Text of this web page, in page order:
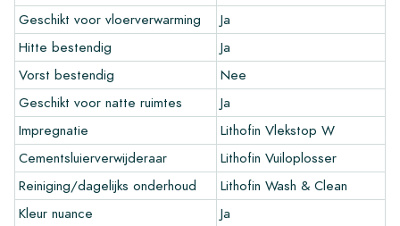
De garantielooptijd is altijd een jaar na levering. De garantie
geld alleen op fabrieksfouten en bij gebruik van onze Lithofin
leg- en onderhoudsproducten. Op reeds verwerkte tegels kan
niet gereclameerd worden.
Handige links voor cement tegels
•Maak je eigen tegel tekenprogramma
•Meer informatie over onze tegels
•Bekijk onze brochures
•Onderhoudsproducten
Geschikt voor vloerverwarming
Ja
Hitte bestendig
Ja
Vorst bestendig
Nee
Geschikt voor natte ruimtes
Ja
Impregnatie
Lithofin Vlekstop W
Cementsluierverwijderaar
Lithofin Vuiloplosser
Reiniging/dagelijks onderhoud
Lithofin Wash & Clean
Kleur nuance
Ja